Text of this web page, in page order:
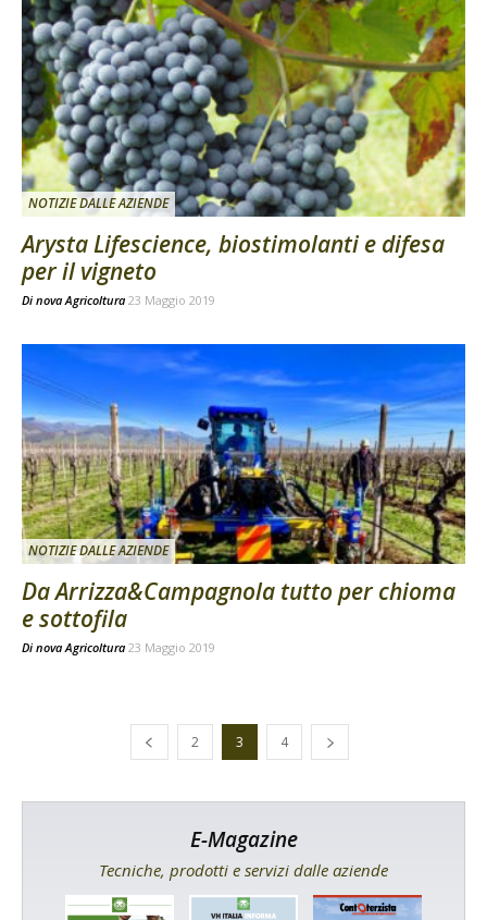
NOTIZIE DALLE AZIENDE
Arysta Lifescience, biostimolanti e difesa
per il vigneto
Di nova Agricoltura 23 Maggio 2019
NOTIZIE DALLE AZIENDE
Da Arrizza&Campagnola tutto per chioma
e sottofila
Di nova Agricoltura 23 Maggio 2019
2 3 4
E-Magazine
Tecniche, prodotti e servizi dalle aziende